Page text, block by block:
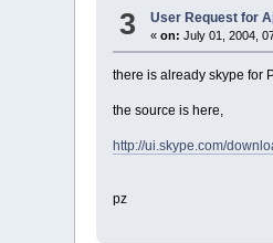
3 User Request for
«on: July 01, 2004,
there is already skype for
the source is here,
http://ui.skype.com/
pz